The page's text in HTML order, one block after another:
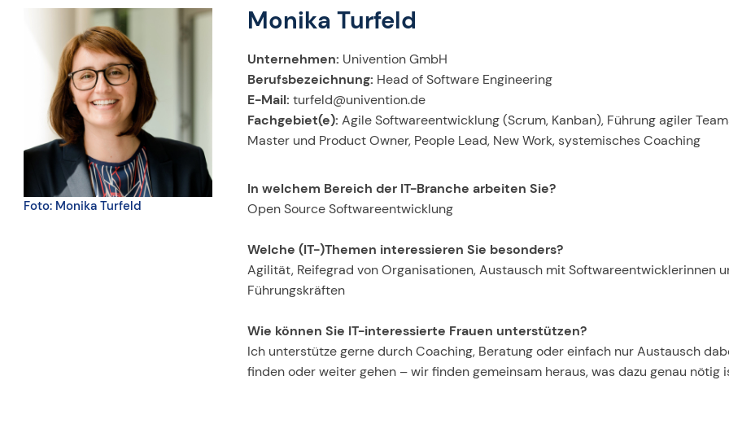
Foto: Monika Turfeld
Monika Turfeld
Unternehmen: Univention GmbH
Berufsbezeichnung: Head of Software Engineering
E-Mail:turfeld@univention.de
Fachgebiet(e): Agile Softwareentwicklung (Scrum, Kanban), Führung agiler
Master und Product Owner, People Lead, New Work, systemisches Coaching
In welchem Bereich der IT-Branche arbeiten Sie?
Open Source Softwareentwicklung
Welche (IT-)Themen interessieren Sie besonders?
Agilität, Reifegrad von Organisationen, Austausch mit Softwareentwicklerinnen
Führungskräften
Wie können Sie IT-interessierte Frauen unterstützen?
Ich unterstütze gerne durch Coaching, Beratung oder einfach nur Austausch
finden oder weiter gehen – wir finden gemeinsam heraus, was dazu genau nötig